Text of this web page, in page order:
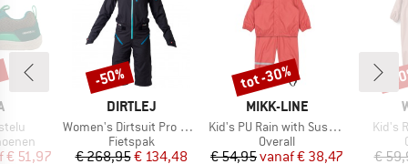
prijs
€ 51,97
MERK
DIRTLEJ
Artikel
Women's Dirtsuit Pro Edition
Productgroep
Fietspak
Prijs
€ 268,95Verlaagde prijs
€ 134,48
Korting
-50%
MERK
MIKK-LINE
Artikel
Kid's PU Rain with Suspenders
Productgroep
Overall
Prijs
€ 54,95 Verlaagde prijs
vanaf€ 38,47
Korting
tot -30%
Artikel
Kid's
€
-